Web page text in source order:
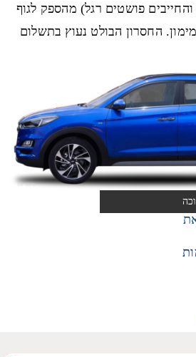
פושטים רגל) מהספק לגוף
החסרון הבולט נעוץ בתשלום